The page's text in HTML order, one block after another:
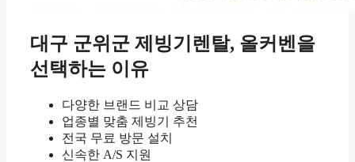
대구 군위군 제빙기렌탈, 올커벤을
선택하는 이유
다양한 브랜드 비교 상담
업종별 맞춤 제빙기 추천
전국 무료 방문 설치
신속한 A/S 지원